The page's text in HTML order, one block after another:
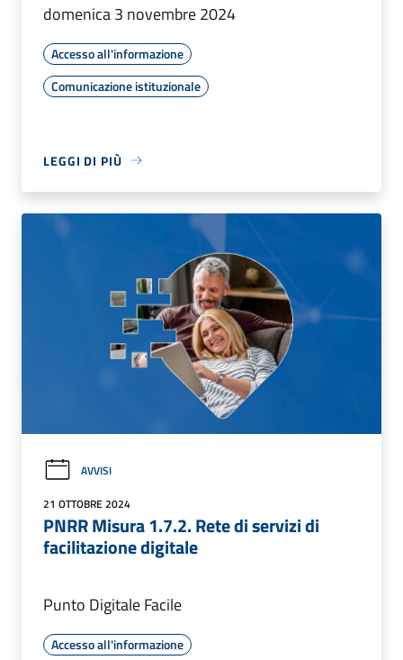
domenica 3 novembre 2024
Accesso all'informazione
Comunicazione istituzionale
LEGGI DI PIÙ
AVVISI
21 OTTOBRE 2024
PNRR Misura 1.7.2. Rete di servizi di
facilitazione digitale
Punto Digitale Facile
Accesso all'informazione